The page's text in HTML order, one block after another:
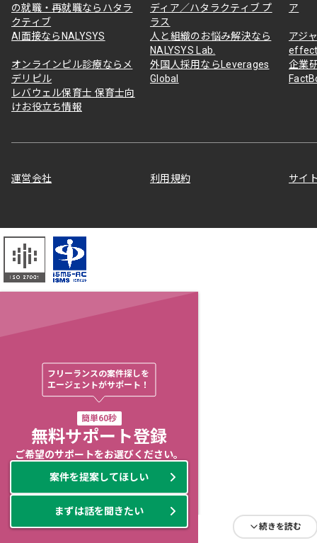
続きを読む
続きを読む
続きを読む
続きを読む
続きを読む
続きを読む
続きを読む
続きを読む
続きを読む
続きを読む
続きを読む
続きを読む
続きを読む
続きを読む
続きを読む
続きを読む
続きを読む
続きを読む
続きを読む
続きを読む
の就職・再就職ならハタラ
クティブ
ディア／ハタラクティブ プ
ラス
ア
AI面接ならNALYSYS
人と組織のお悩み解決なら
NALYSYS Lab.
アジ
オンラインピル診療ならメ
デリピル
外国人採用ならLeverages
Global
企業
レバウェル保育士 保育士向
けお役立ち情報
運営会社 利用規約 サイ
フリーランスの案件探しを
エージェントがサポート！
簡単60秒
無料サポート登録
ご希望のサポートをお選びください。
案件を提案してほしい
まずは話を聞きたい